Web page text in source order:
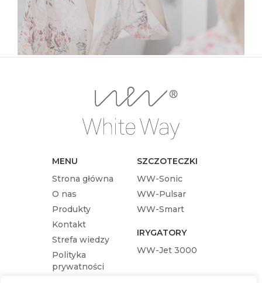
to odpowiednie ruchy, nacisk, częstotliwość
oraz długość mycia.…
MENU
Strona główna
O nas
Produkty
Kontakt
Strefa wiedzy
Polityka
prywatności
SZCZOTECZKI
WW-Sonic
WW-Pulsar
WW-Smart
IRYGATORY
WW-Jet 3000